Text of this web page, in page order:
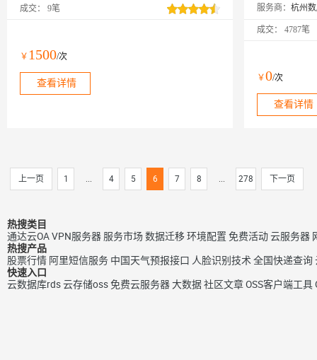
或提交工单开通Pro版服务*
成交： 9笔
￥ 1500/次
查看详情
验此二要素是
果，可支持高
服务商：
成交： 4787笔
￥0/次
查看详情
上一页 1 ... 4 5 6 7 8 ... 278 下一页
热搜类目
通达云OAVPN服务器 服务市场数据迁移环境配置 免费活动云服务器
热搜产品
股票行情 阿里短信服务 中国天气预报接口 人脸识别技术 全国快递查询
快速入口
云数据库rds云存储oss免费云服务器大数据社区文章OSS客户端工具